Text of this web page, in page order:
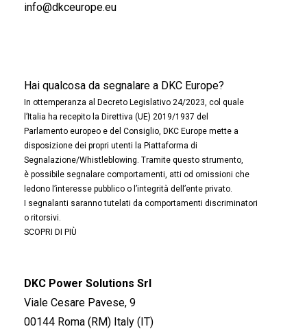
info@dkceurope.eu
Hai qualcosa da segnalare a DKC Europe?
In ottemperanza al Decreto Legislativo 24/2023, col quale
l’Italia ha recepito la Direttiva (UE) 2019/1937 del
Parlamento europeo e del Consiglio, DKC Europe mette a
disposizione dei propri utenti la Piattaforma di
Segnalazione/Whistleblowing. Tramite questo strumento,
è possibile segnalare comportamenti, atti od omissioni che
ledono l’interesse pubblico o l’integrità dell’ente privato.
I segnalanti saranno tutelati da comportamenti discriminatori
o ritorsivi.
SCOPRI DI PIÙ
DKC Power Solutions Srl
Viale Cesare Pavese, 9
00144 Roma (RM) Italy (IT)